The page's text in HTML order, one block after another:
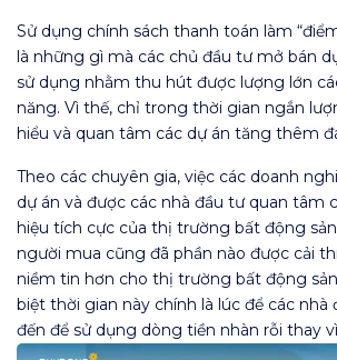
Sử dụng chính sách thanh toán làm
là những gì mà các chủ đầu tư mở bán
sử dụng nhằm thu hút được lượng lớn
năng. Vì thế, chỉ trong thời gian ngắn
hiểu và quan tâm các dự án tăng thêm
Theo các chuyên gia, việc các doanh
dự án và được các nhà đầu tư quan tâm
hiệu tích cực của thị trường bất động
người mua cũng đã phần nào được cải
niềm tin hơn cho thị trường bất động
biệt thời gian này chính là lúc để các nhà
đến để sử dụng dòng tiền nhàn rỗi thay